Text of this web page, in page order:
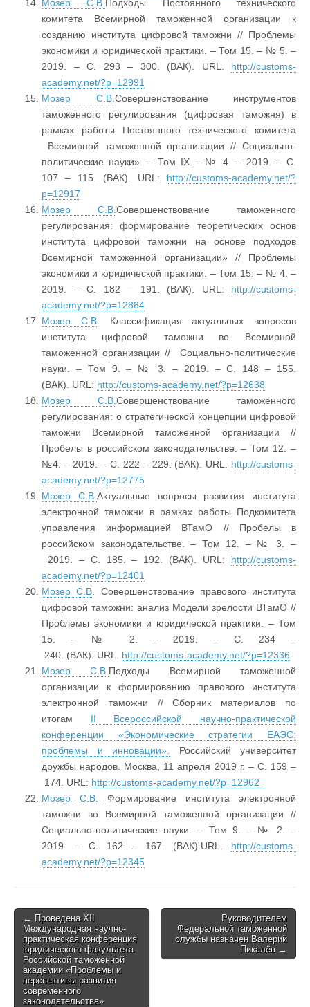
Мозер С.В. Подходы Постоянного технического
комитета Всемирной таможенной организации к
созданию института цифровой таможни // Проблемы
экономики и юридической практики. – Том 15. – № 5. –
2019. – С. 293 – 300. (ВАК). URL. http://customs-
academy.net/?p=12991
Мозер С.В. Совершенствование инструментов
таможенного регулирования (цифровая таможня) в
рамках работы Постоянного технического комитета
Всемирной таможенной организации // Социально-
политические науки». – Том IX. –№ 4. – 2019. – C.
107 – 115. (ВАК). URL: http://customs-academy.net/?
p=12917
Мозер С.В. Совершенствование таможенного
регулирования: формирование теоретических основ
института цифровой таможни на основе подходов
Всемирной таможенной организации» // Проблемы
экономики и юридической практики. – Том 15. – № 4. –
2019. – С. 182 – 191. (ВАК). URL: http://customs-
academy.net/?p=12884
Мозер С.В. Классификация актуальных вопросов
института цифровой таможни во Всемирной
таможенной организации // Социально-политические
науки. – Том 9. – № 3. – 2019. – С. 148 – 155.
(ВАК). URL: http://customs-academy.net/?p=12638
Мозер С.В. Совершенствование таможенного
регулирования: о стратегической концепции цифровой
таможни Всемирной таможенной организации //
Пробелы в российском законодательстве. – Том 12. –
№4. – 2019. – С. 222 – 229. (ВАК). URL: http://customs-
academy.net/?p=12775
Мозер С.В. Актуальные вопросы развития института
электронной таможни в рамках работы Подкомитета
управления информацией ВТамО // Пробелы в
российском законодательстве. – Том 12. – № 3. –
2019. – С. 185. – 192. (ВАК). URL: http://customs-
academy.net/?p=12401
Мозер С.В . Совершенствование правового института
цифровой таможни: анализ Модели зрелости ВТамО //
Проблемы экономики и юридической практики. – Том
15. – № 2. – 2019. – С. 234 –
240. (ВАК). URL. http://customs-academy.net/?p=12336
Мозер С.В. Подходы Всемирной таможенной
организации к формированию правового института
электронной таможни // Сборник материалов по
итогам II Всероссийской научно-практической
конференции «Экономические стратегии ЕАЭС:
проблемы и инновации».
Российский университет
дружбы народов. Москва, 11 апреля 2019 г. – С. 159 –
174. URL: http://customs-academy.net/?p=12962
Мозер С.В. Формирование института электронной
таможни во Всемирной таможенной организации //
Социально-политические науки. – Том 9. – № 2. –
2019. – С. 162 – 167. (ВАК).URL. http://customs-
academy.net/?p=12345
Post
navigation
← Проведена XII
Международная научно-
практическая конференция
юридического факультета
Российской таможенной
академии «Проблемы и
перспективы развития
современного
законодательства»
Руководителем
Федеральной таможенной
службы назначен Валерий
Пикалёв →